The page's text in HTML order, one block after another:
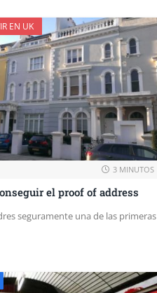
EN UK
3 MINUTOS
el proof of address
seguramente una de las primeras